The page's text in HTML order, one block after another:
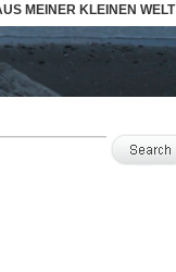
MEINER KLEINEN WELT